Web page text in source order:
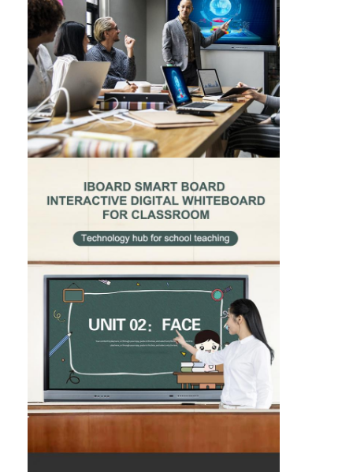
προδιαγραφή
Ο διευθυντής αρχείων υποστηρίζεται
Η οθόνη που μοιράζεται την εφαρμογή υποστηρίζεται
Τοπικός και σε απευθείας σύνδεση φορέας μουσικής supportfor.
Λιμένες
εισαγωγής
Οπίσθιο τμήμα: HDMI2.0*2, DP*1, VGA-IN*1, VGA Audio-
YPBPR*1, AV-in*1, RS232 Series*1, USB3.0*1, USB2.0*1,
(5G) *1 (με την κεραία δύο), SD Card*1, αυλάκωση OPS
υποστήριξη 3840*2160/60Hz) *1, αφή USB Β Type*1
Μέτωπο: USB*3 (υποστηρίξτε και το PC και αρρενωπός),
(ανώτατη υποστήριξη 1920*1080/60Hz), αφή USB Β